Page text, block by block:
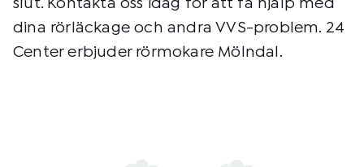
slut. Kontakta oss idag för att få hjälp med
dina rörläckage och andra VVS-problem. 24
Center erbjuder rörmokare Mölndal.